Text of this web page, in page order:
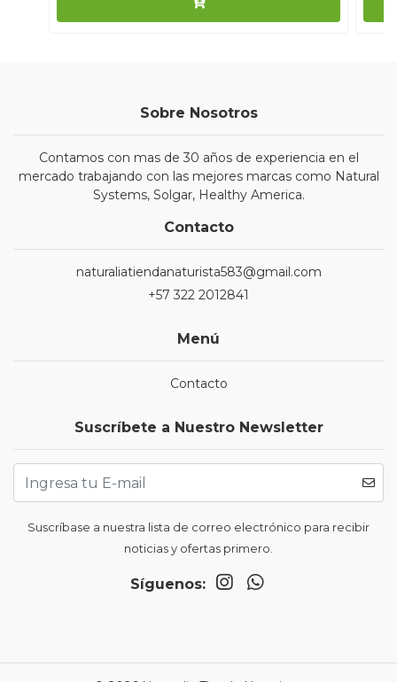
Sobre Nosotros
Contamos con mas de 30 años de experiencia en el
mercado trabajando con las mejores marcas como Natural
Systems, Solgar, Healthy America.
Contacto
naturaliatiendanaturista583@gmail.com
+57 322 2012841
Menú
Contacto
Suscríbete a Nuestro Newsletter
Suscríbase a nuestra lista de correo electrónico para recibir
noticias y ofertas primero.
Síguenos: